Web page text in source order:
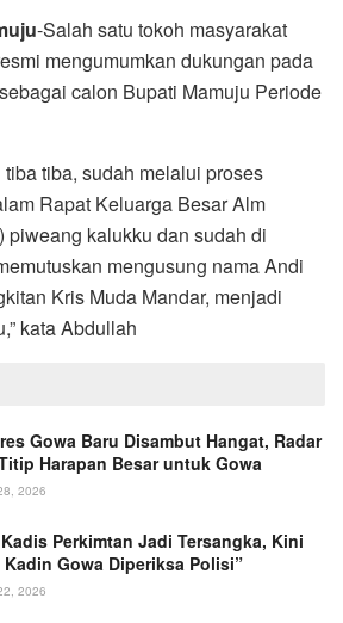
-Salah satu tokoh masyarakat
mengumumkan dukungan pada
calon Bupati Mamuju Periode
tiba, sudah melalui proses
Rapat Keluarga Besar Alm
piweang kalukku dan sudah di
mengusung nama Andi
Kris Muda Mandar, menjadi
kata Abdullah
Gowa Baru Disambut Hangat, Radar
Harapan Besar untuk Gowa
2026
Perkimtan Jadi Tersangka, Kini
Kadin Gowa Diperiksa Polisi”
2026